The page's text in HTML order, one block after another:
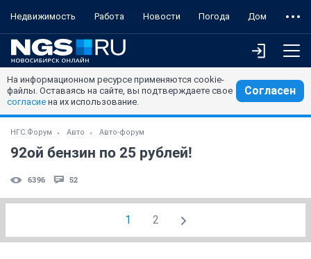
Недвижимость Работа Новости Погода Дом
На информационном ресурсе применяются cookie-
файлы. Оставаясь на сайте, вы подтверждаете свое
согласие на их использование.
Согласен
НГС.Форум Авто Авто-форум
92ой бензин по 25 рублей!
6396 52
1 2